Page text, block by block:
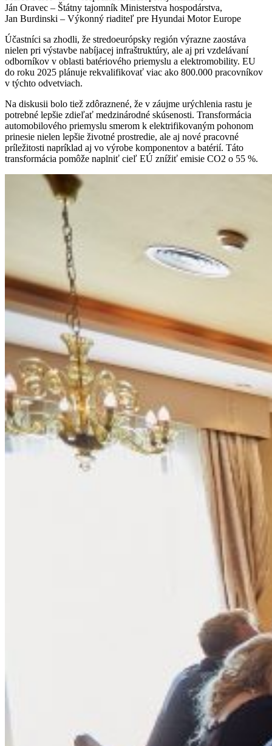
Ján Oravec – Štátny tajomník Ministerstva hospodárstva,
Jan Burdinski – Výkonný riaditeľ pre Hyundai Motor Europe
Účastníci sa zhodli, že stredoeurópsky región výrazne zaostáva
nielen pri výstavbe nabíjacej infraštruktúry, ale aj pri vzdelávaní
odborníkov v oblasti batériového priemyslu a elektromobility. EU
do roku 2025 plánuje rekvalifikovať viac ako 800.000 pracovníkov
v týchto odvetviach.
Na diskusii bolo tiež zdôraznené, že v záujme urýchlenia rastu je
potrebné lepšie zdieľať medzinárodné skúsenosti. Transformácia
automobilového priemyslu smerom k elektrifikovaným pohonom
prinesie nielen lepšie životné prostredie, ale aj nové pracovné
príležitosti napríklad aj vo výrobe komponentov a batérií. Táto
transformácia pomôže naplniť cieľ EÚ znížiť emisie CO2 o 55 %.